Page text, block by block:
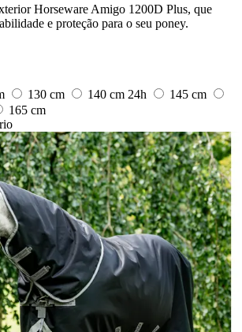
Horseware Amigo 1200D Plus, que
e proteção para o seu poney.
130 cm 140 cm 24h
145 cm
165 cm